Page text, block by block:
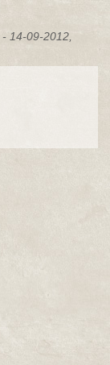
- 14-09-2012,